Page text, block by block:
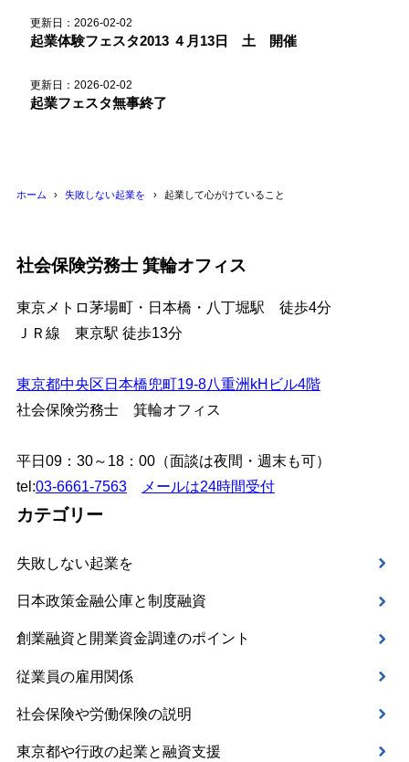
更新日：2026-02-02
起業体験フェスタ2013 ４月13日 土 開催
更新日：2026-02-02
起業フェスタ無事終了
ホーム 失敗しない起業を 起業して心がけていること
社会保険労務士 箕輪オフィス
東京メトロ茅場町・日本橋・八丁堀駅 徒歩4分
ＪＲ線 東京駅 徒歩13分
東京都中央区日本橋兜町19-8八重洲kHビル4階
社会保険労務士 箕輪オフィス
平日09：30～18：00（面談は夜間・週末も可）
tel:03-6661-7563 メールは24時間受付
カテゴリー
失敗しない起業を
日本政策金融公庫と制度融資
創業融資と開業資金調達のポイント
従業員の雇用関係
社会保険や労働保険の説明
東京都や行政の起業と融資支援